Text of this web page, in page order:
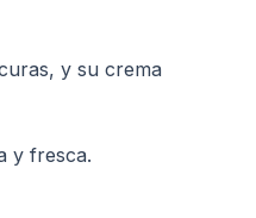
y su crema
y fresca.